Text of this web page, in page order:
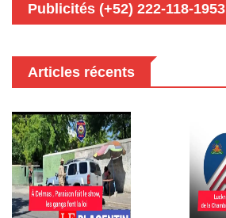
Publicités (+52) 222-118-1953
Articles récents